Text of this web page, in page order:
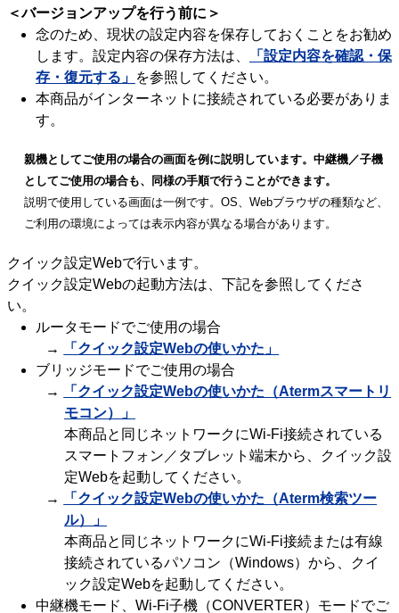
＜バージョンアップを行う前に＞
念のため、現状の設定内容を保存しておくことをお勧め
します。設定内容の保存方法は、
「設定内容を確認・保
存・復元する」 を参照してください。
本商品がインターネットに接続されている必要がありま
す。
親機としてご使用の場合の画面を例に説明しています。中継機／子機
としてご使用の場合も、同様の手順で行うことができます。
説明で使用している画面は一例です。OS、Webブラウザの種類など、
ご利用の環境によっては表示内容が異なる場合があります。
クイック設定Webで行います。
クイック設定Webの起動方法は、下記を参照してくださ
い。
ルータモードでご使用の場合
→
「クイック設定Webの使いかた」
ブリッジモードでご使用の場合
→
「クイック設定Webの使いかた（Atermスマートリ
モコン）」
本商品と同じネットワークにWi-Fi接続されている
スマートフォン／タブレット端末から、クイック設
定Webを起動してください。
→
「クイック設定Webの使いかた（Aterm検索ツー
ル）」
本商品と同じネットワークにWi-Fi接続または有線
接続されているパソコン（Windows）から、クイ
ック設定Webを起動してください。
中継機モード、Wi-Fi子機（CONVERTER）モードでご